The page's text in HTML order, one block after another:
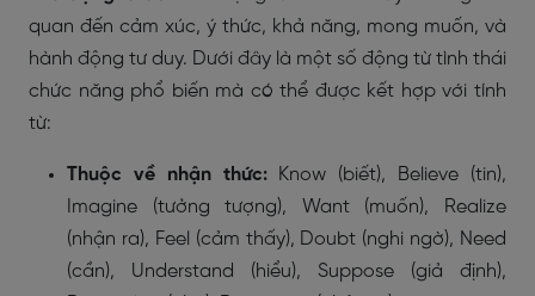
quan đến cảm xúc, ý thức, khả năng, mong muốn, và
hành động tư duy. Dưới đây là một số động từ tình thái
chức năng phổ biến mà có thể được kết hợp với tính
từ:
Thuộc về nhận thức: Know (biết), Believe (tin),
Imagine (tưởng tượng), Want (muốn), Realize
(nhận ra), Feel (cảm thấy), Doubt (nghi ngờ), Need
(cần), Understand (hiểu), Suppose (giả định),